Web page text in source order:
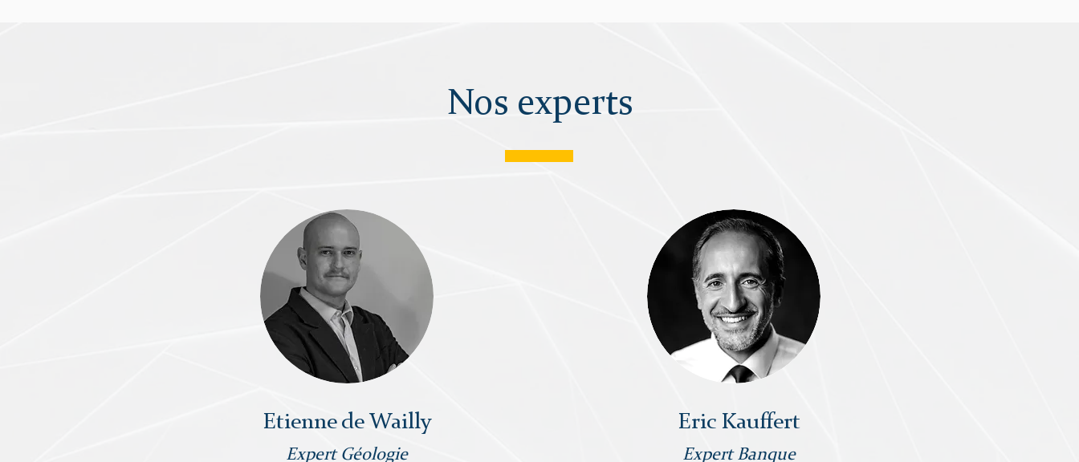
Nos Experts
Nos experts
Etienne de Wailly
Expert Géologie
Eric Kauffert
Expert Banque